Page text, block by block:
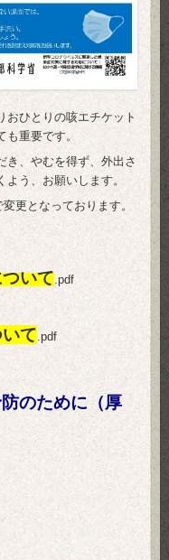
おひとりの咳エチケット
重要です。
き、やむを得ず、外出さ
う、お願いします。
更となっております。
いて .pdf
て.pdf
のために（厚